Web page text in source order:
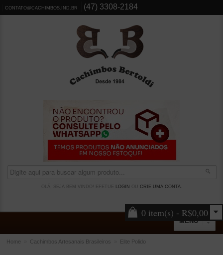
CONTATO@CACHIMBOS.IND.BR (47) 3308-2184
OLÁ, SEJA BEM VINDO! EFETUE LOGIN CRIE UMA CONTA.
0 item(s) - R$0,00
MENU
Home Cachimbos Artesanais Brasileiros Elite Polido